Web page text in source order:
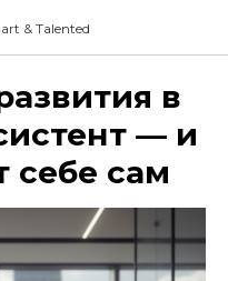
& Talented
в
— и
себе сам